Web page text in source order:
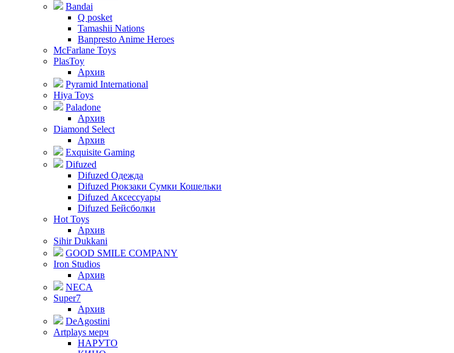
Bandai
Q posket
Tamashii Nations
Banpresto Anime Heroes
McFarlane Toys
PlasToy
Архив
Pyramid International
Hiya Toys
Paladone
Архив
Diamond Select
Архив
Exquisite Gaming
Difuzed
Difuzed Одежда
Difuzed Рюкзаки Сумки Кошельки
Difuzed Аксессуары
Difuzed Бейсболки
Hot Toys
Архив
Sihir Dukkani
GOOD SMILE COMPANY
Iron Studios
Архив
NECA
Super7
Архив
DeAgostini
Artplays мерч
НАРУТО